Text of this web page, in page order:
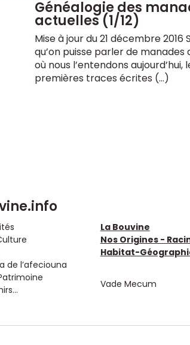
Généalogie des
actuelles (1/12)
Mise à jour du 21 décembre 2016
qu’on puisse parler de manades
où nous l’entendons aujourd’hui,
premières traces écrites (…)
de l’afeciouna
La Bouvine
Nos Origines -
Habitat-
Vade Mecum